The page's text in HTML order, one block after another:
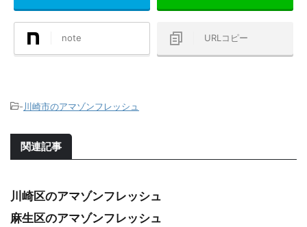
note URLコピー
-川崎市のアマゾンフレッシュ
関連記事
川崎区のアマゾンフレッシュ
麻生区のアマゾンフレッシュ